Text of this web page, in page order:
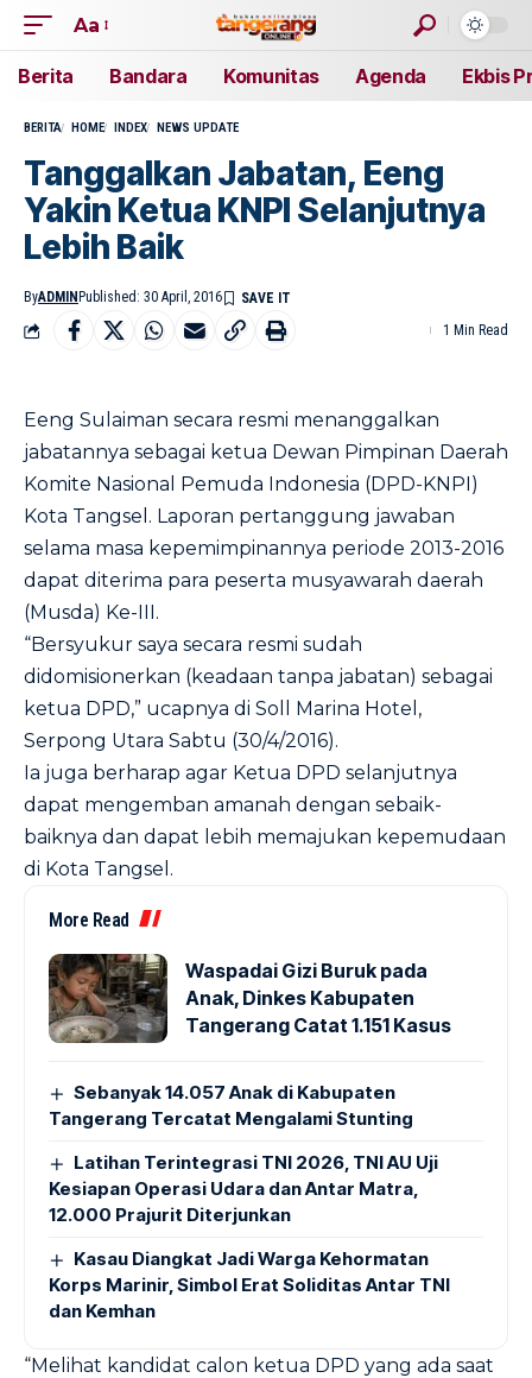
Aa
Berita Bandara Komunitas Agenda Ekbis
BERITA HOME INDEX NEWS UPDATE
Tanggalkan Jabatan, Eeng
Yakin Ketua KNPI Selanjutnya
Lebih Baik
ByADMIN Published: 30 April, 2016
1 Min Read
Eeng Sulaiman secara resmi menanggalkan
jabatannya sebagai ketua Dewan Pimpinan Daerah
Komite Nasional Pemuda Indonesia (DPD-KNPI)
Kota Tangsel. Laporan pertanggung jawaban
selama masa kepemimpinannya periode 2013-2016
dapat diterima para peserta musyawarah daerah
(Musda) Ke-III.
“Bersyukur saya secara resmi sudah
didomisionerkan (keadaan tanpa jabatan) sebagai
ketua DPD,” ucapnya di Soll Marina Hotel,
Serpong Utara Sabtu (30/4/2016).
Ia juga berharap agar Ketua DPD selanjutnya
dapat mengemban amanah dengan sebaik-
baiknya dan dapat lebih memajukan kepemudaan
di Kota Tangsel.
More Read
Waspadai Gizi Buruk pada
Anak, Dinkes Kabupaten
Tangerang Catat 1.151 Kasus
Sebanyak 14.057 Anak di Kabupaten
Tangerang Tercatat Mengalami Stunting
Latihan Terintegrasi TNI 2026, TNI AU Uji
Kesiapan Operasi Udara dan Antar Matra,
12.000 Prajurit Diterjunkan
Kasau Diangkat Jadi Warga Kehormatan
Korps Marinir, Simbol Erat Soliditas Antar TNI
dan Kemhan
“Melihat kandidat calon ketua DPD yang ada saat